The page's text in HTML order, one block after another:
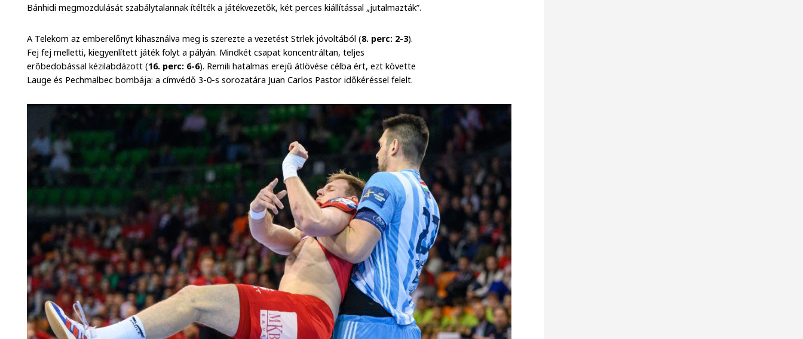
Bánhidi megmozdulását szabálytalannak ítélték a játékvezetők, két perces kiállítással „jutalmazták”.
A Telekom az emberelőnyt kihasználva meg is szerezte a vezetést Strlek jóvoltából (8. perc: 2-3).
Fej fej melletti, kiegyenlített játék folyt a pályán. Mindkét csapat koncentráltan, teljes
erőbedobással kézilabdázott (16. perc: 6-6). Remili hatalmas erejű átlövése célba ért, ezt követte
Lauge és Pechmalbec bombája: a címvédő 3-0-s sorozatára Juan Carlos Pastor időkéréssel felelt.